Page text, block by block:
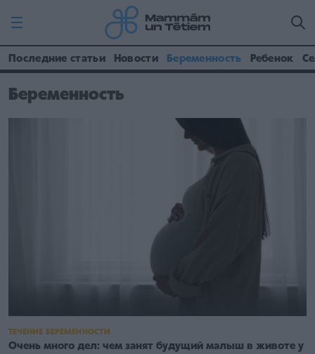
Последние статьи Новости Беременность Ребенок
Беременность
ТЕЧЕНИЕ БЕРЕМЕННОСТИ
Очень много дел: чем занят будущий малыш в животе у